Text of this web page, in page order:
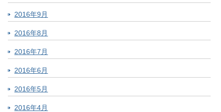
2016年9月
2016年8月
2016年7月
2016年6月
2016年5月
2016年4月